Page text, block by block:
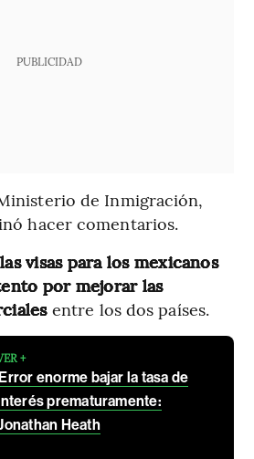
PUBLICIDAD
de Inmigración,
hacer comentarios.
visas para los mexicanos
por mejorar las
entre los dos países.
+
enorme bajar la tasa de
prematuramente:
Heath